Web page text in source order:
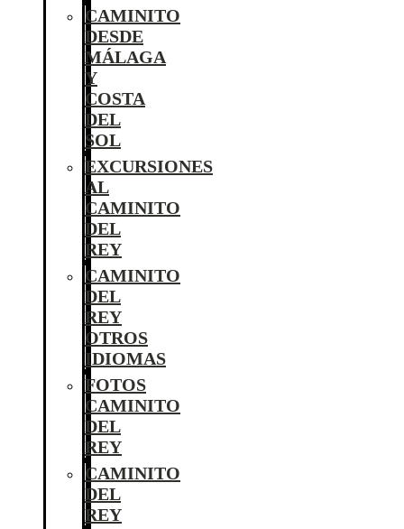
CAMINITO
DESDE
MÁLAGA
Y
COSTA
DEL
SOL
EXCURSIONES
AL
CAMINITO
DEL
REY
CAMINITO
DEL
REY
OTROS
IDIOMAS
FOTOS
CAMINITO
DEL
REY
CAMINITO
DEL
REY